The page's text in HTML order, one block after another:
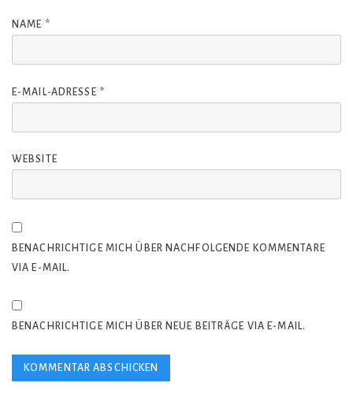
NAME *
E-MAIL-ADRESSE *
WEBSITE
BENACHRICHTIGE MICH ÜBER NACHFOLGENDE KOMMENTARE
VIA E-MAIL.
BENACHRICHTIGE MICH ÜBER NEUE BEITRÄGE VIA E-MAIL.